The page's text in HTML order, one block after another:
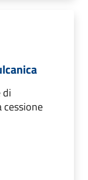
di
cessione